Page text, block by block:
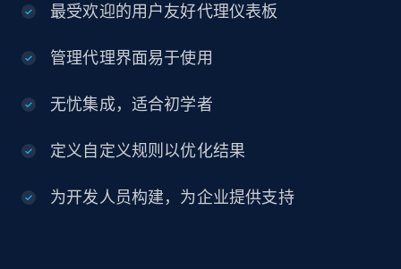
最受欢迎的用户友好代理仪表板
管理代理界面易于使用
无忧集成，适合初学者
定义自定义规则以优化结果
为开发人员构建，为企业提供支持